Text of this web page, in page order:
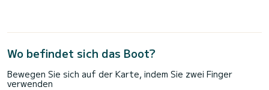
Wo befindet sich das Boot?
Bewegen Sie sich auf der Karte, indem Sie zwei Finger
verwenden